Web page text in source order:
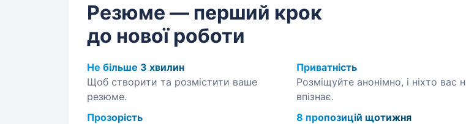
Резюме — перший крок
до нової роботи
Не більше 3 хвилин
Щоб створити та розмістити ваше
резюме.
Приватність
Розміщуйте анонімно, і ніхто вас
впізнає.
Прозорість
8 пропозицій щотижня